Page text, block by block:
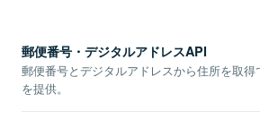
郵便番号・デジタルアドレスAPI
郵便番号とデジタルアドレスから住所を取得
を提供。